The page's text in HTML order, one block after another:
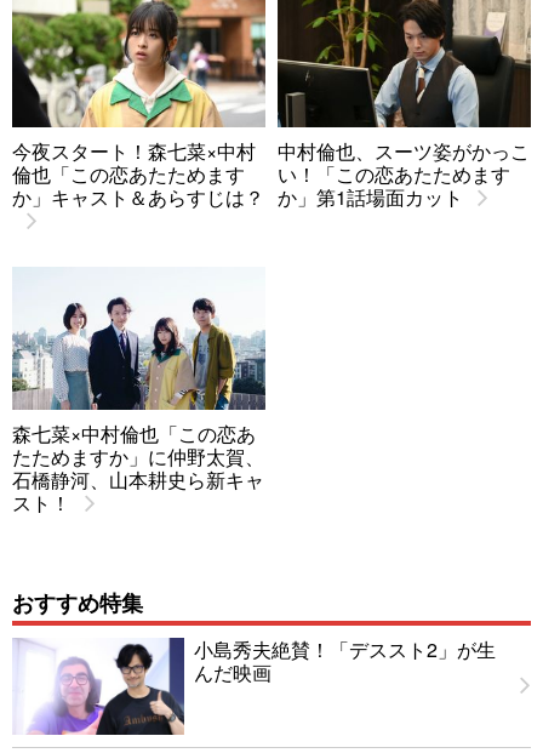
今夜スタート！森七菜×中村
倫也「この恋あたためます
か」キャスト＆あらすじは？
中村倫也、スーツ姿がかっこ
い！「この恋あたためます
か」第1話場面カット
森七菜×中村倫也「この恋あ
たためますか」に仲野太賀、
石橋静河、山本耕史ら新キャ
スト！
おすすめ特集
小島秀夫絶賛！「デススト2」が生
んだ映画